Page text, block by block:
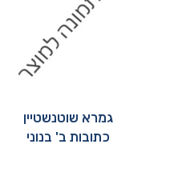
גמרא שוטנשטיין
כתובות ב' בנוני